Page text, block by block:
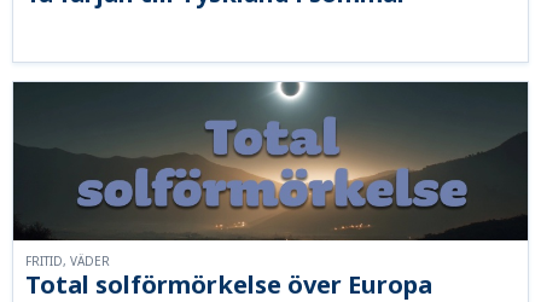
Total solförmörkelse över Europa
FRITID, VÄDER